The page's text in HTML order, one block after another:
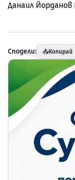
Данаил
Сподели: 📤Копирай